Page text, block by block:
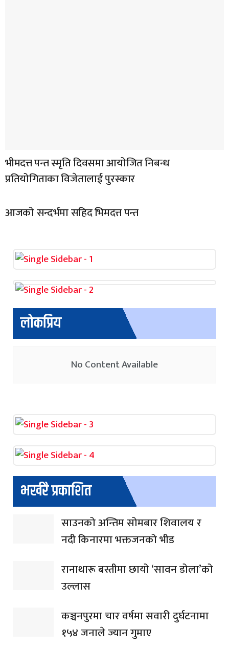
भीमदत्त पन्त स्मृति दिवसमा आयोजित निबन्ध
प्रतियोगिताका विजेतालाई पुरस्कार
आजको सन्दर्भमा सहिद भिमदत्त पन्त
लोकप्रिय
No Content Available
भर्खरै प्रकाशित
साउनको अन्तिम सोमबार शिवालय र
नदी किनारमा भक्तजनको भीड
रानाथारू बस्तीमा छायो ‘सावन डोला’को
उल्लास
कञ्चनपुरमा चार वर्षमा सवारी दुर्घटनामा
१५४ जनाले ज्यान गुमाए